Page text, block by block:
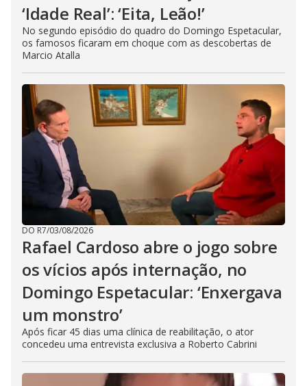
‘Idade Real’: ‘Eita, Leão!’
No segundo episódio do quadro do Domingo Espetacular,
os famosos ficaram em choque com as descobertas de
Marcio Atalla
DO R7/03/08/2026
Rafael Cardoso abre o jogo sobre
os vícios após internação, no
Domingo Espetacular: ‘Enxergava
um monstro’
Após ficar 45 dias uma clínica de reabilitação, o ator
concedeu uma entrevista exclusiva a Roberto Cabrini